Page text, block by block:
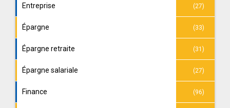
Entreprise (27)
Épargne (33)
Épargne retraite (31)
Épargne salariale (27)
Finance (96)